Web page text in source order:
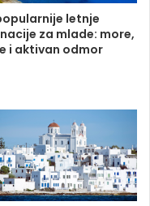
letnje
za mlade: more,
i aktivan odmor